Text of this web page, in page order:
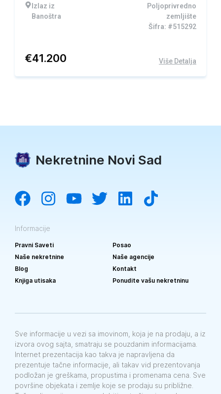
Izlaz iz
Banoštra
Poljoprivredno
zemljište
Šifra: #515292
€41.200 Više Detalja
Nekretnine Novi Sad
Informacije
Pravni Saveti
Posao
Naše nekretnine
Naše agencije
Blog
Kontakt
Knjiga utisaka
Ponudite vašu nekretninu
Sve informacije u vezi sa imovinom, koja je na prodaju, a iz
izvora ovog sajta, smatraju se pouzdanim informacijama.
Internet prezentacija kao takva je napravljena da
prezentuje tačne informacije, ali takav vid prezentovanja
podložan je greškama, propustima i promenama cena. Sve
površine objekata i zemlje koje se prodaju su približne.